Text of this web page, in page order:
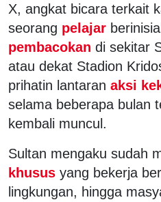
X, angkat bicara terkait
seorang pelajar
pembacokan di sekitar
atau dekat Stadion
prihatin lantaran aksi
selama beberapa bulan
kembali muncul.
Sultan mengaku sudah
khusus yang bekerja
lingkungan, hingga